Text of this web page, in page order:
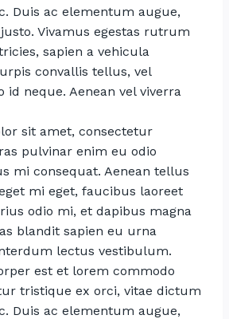
Duis ac elementum augue,
Vivamus egestas rutrum
sapien a vehicula
convallis tellus, vel
id neque. Aenean vel viverra
sit amet, consectetur
pulvinar enim eu odio
mi consequat. Aenean tellus
mi eget, faucibus laoreet
odio mi, et dapibus magna
blandit sapien eu urna
lectus vestibulum.
est et lorem commodo
tristique ex orci, vitae dictum
Duis ac elementum augue,